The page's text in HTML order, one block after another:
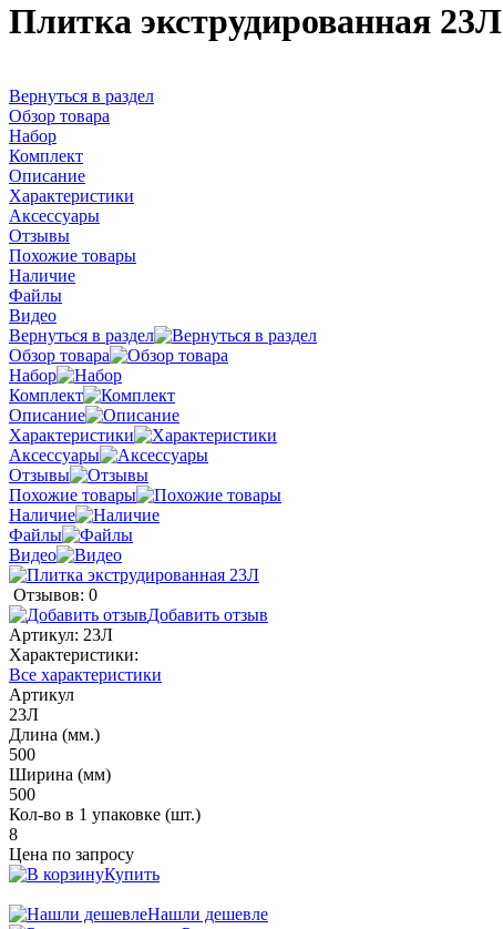
Плитка экструдированная 23Л
Вернуться в раздел
Обзор товара
Набор
Комплект
Описание
Характеристики
Аксессуары
Отзывы
Похожие товары
Наличие
Файлы
Видео
Вернуться в раздел
Обзор товара
Набор
Комплект
Описание
Характеристики
Аксессуары
Отзывы
Похожие товары
Наличие
Файлы
Видео
Отзывов: 0
Добавить отзыв
Артикул: 23Л
Характеристики:
Все характеристики
Артикул
23Л
Длина (мм.)
500
Ширина (мм)
500
Кол-во в 1 упаковке (шт.)
8
Цена по запросу
Купить
Нашли дешевле